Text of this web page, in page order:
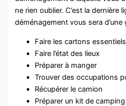
ne rien oublier. C’est la dernière
déménagement vous sera d’une
Faire les cartons essentiels
Faire l’état des lieux
Préparer à manger
Trouver des occupations
Récupérer le camion
Préparer un kit de